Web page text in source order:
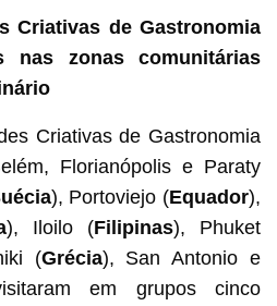
Criativas de Gastronomia
nas zonas comunitárias
Criativas de Gastronomia
Florianópolis e Paraty
), Portoviejo (Equador),
), Iloilo (Filipinas), Phuket
(Grécia), San Antonio e
em grupos cinco